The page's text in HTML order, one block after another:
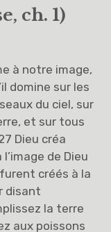
ch. 1)
à notre image,
domine sur les
du ciel, sur
et sur tous
Dieu créa
de Dieu
créés à la
disant
la terre
aux poissons